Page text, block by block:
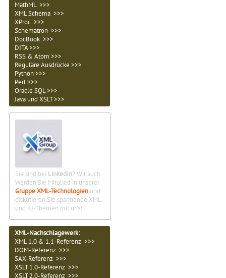
MathML >>>
XML Schema >>>
XProc >>>
Schematron >>>
DocBook >>>
DITA >>>
RSS & Atom >>>
Reguläre Ausdrücke >>>
Python >>>
Perl >>>
Oracle SQL >>>
Java und XSLT >>>
Sie sind bei LinkedIn? Wir auch.
Werden Sie Mitglied in unserer
Gruppe XML-Technologien und
diskutieren Sie spannende XML-
und KI-Themen mit uns!
XML-Nachschlagewerk:
XML 1.0 & 1.1-Referenz >>>
DOM-Referenz >>>
SAX-Referenz >>>
XSLT 1.0-Referenz >>>
XSLT 2.0-Referenz >>>